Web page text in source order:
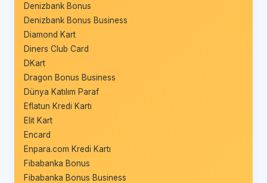
Denizbank Bonus
Denizbank Bonus Business
Diamond Kart
Diners Club Card
DKart
Dragon Bonus Business
Dünya Katılım Paraf
Eflatun Kredi Kartı
Elit Kart
Encard
Enpara.com Kredi Kartı
Fibabanka Bonus
Fibabanka Bonus Business